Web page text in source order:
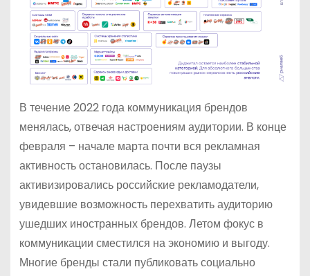
В течение 2022 года коммуникация брендов
менялась, отвечая настроениям аудитории. В конце
февраля – начале марта почти вся рекламная
активность остановилась. После паузы
активизировались российские рекламодатели,
увидевшие возможность перехватить аудиторию
ушедших иностранных брендов. Летом фокус в
коммуникации сместился на экономию и выгоду.
Многие бренды стали публиковать социально